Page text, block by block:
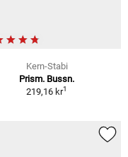
Kern-Stabi
Prism. Bussn.
219,16 kr1